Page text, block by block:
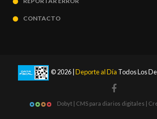
CONTACTO
© 2026 | Deporte al Día Todos Los
Dobyt | CMS para diarios digitales |